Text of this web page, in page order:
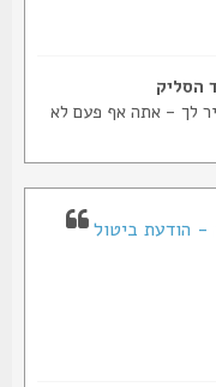
- אתה אף פעם לא